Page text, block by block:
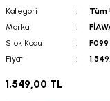
Kategori Tüm
Marka
Stok Kodu
F099
Fiyat
1.549,00 TL